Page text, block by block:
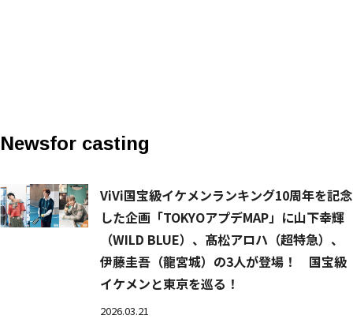
Newsfor casting
ViVi国宝級イケメンランキング10周年を記念
した企画「TOKYOアプデMAP」に山下幸輝
（WILD BLUE）、髙松アロハ（超特急）、
伊藤圭吾（龍宮城）の3人が登場！ 国宝級
イケメンと東京を巡る！
2026.03.21